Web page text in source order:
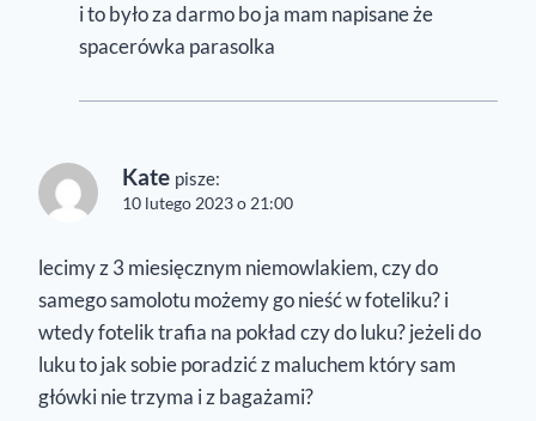
i to było za darmo bo ja mam napisane że
spacerówka parasolka
Kate pisze:
10 lutego 2023 o 21:00
lecimy z 3 miesięcznym niemowlakiem, czy do
samego samolotu możemy go nieść w foteliku? i
wtedy fotelik trafia na pokład czy do luku? jeżeli do
luku to jak sobie poradzić z maluchem który sam
główki nie trzyma i z bagażami?